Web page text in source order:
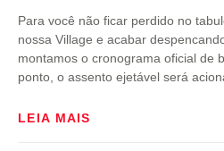
Para você não ficar perdido no
nossa Village e acabar
montamos o cronograma oficial de
ponto, o assento ejetável será
LEIA MAIS